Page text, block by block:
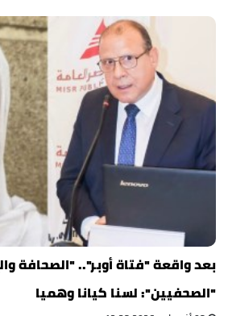
بعد واقعة "فتاة أوبر".. "الصحافة
"الصحفيين": لسنا كيانا وهميا